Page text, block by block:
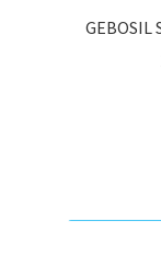
GEBOSIL